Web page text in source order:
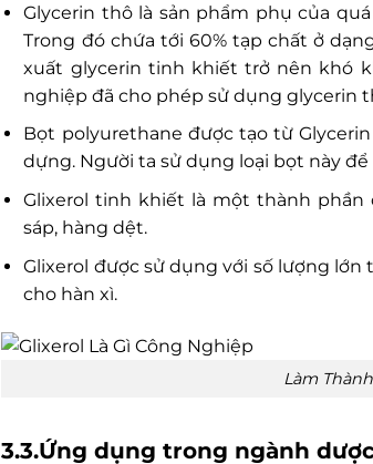
Glycerin thô là sản phẩm phụ của
Trong đó chứa tới 60% tạp chất ở
xuất glycerin tinh khiết trở nên khó
nghiệp đã cho phép sử dụng glycerin
Bọt polyurethane được tạo từ
dựng. Người ta sử dụng loại bọt này
Glixerol tinh khiết là một thành
sáp, hàng dệt.
Glixerol được sử dụng với số lượng lớn
cho hàn xì.
Làm
3.3.Ứng dụng trong ngành